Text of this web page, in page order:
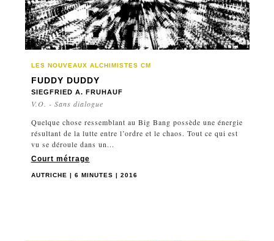
LES NOUVEAUX ALCHIMISTES CM
FUDDY DUDDY
SIEGFRIED A. FRUHAUF
V.O. - Sans dialogue
Quelque chose ressemblant au Big Bang possède une énergie
résultant de la lutte entre l’ordre et le chaos. Tout ce qui est
vu se déroule dans un...
Court métrage
AUTRICHE | 6 MINUTES | 2016